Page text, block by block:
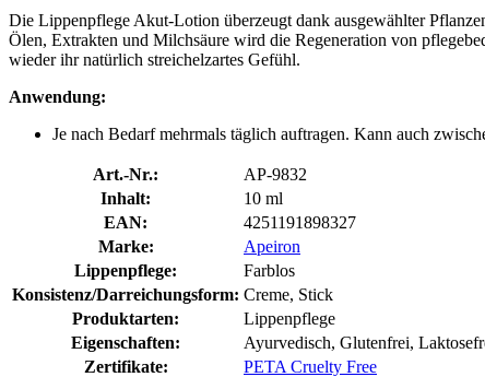
Die Lippenpflege Akut-Lotion überzeugt dank ausgewählter
Ölen, Extrakten und Milchsäure wird die Regeneration von
wieder ihr natürlich streichelzartes Gefühl.
Anwendung:
Je nach Bedarf mehrmals täglich auftragen. Kann auch
Art.-Nr.:
AP-9832
Inhalt:
10 ml
EAN:
4251191898327
Marke:
Apeiron
Lippenpflege:
Farblos
Konsistenz/Darreichungsform: Creme, Stick
Produktarten:
Lippenpflege
Eigenschaften:
Ayurvedisch, Glutenfrei,
Zertifikate:
PETA Cruelty Free